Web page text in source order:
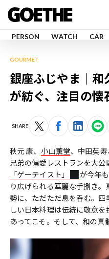
PERSON WATCH CAR
GOURMET
銀座ふじやま｜和
が紡ぐ、注目の懐
SHARE
秋元 康、 小山薫堂、中田英
兄弟の偏愛レストランを大公
「ゲーテイスト」
が今年
り広げられる華麗な手捌き
勢に、ただただ息を呑む。
しい日本料理は伝統に敬意
あってこそ。そして、和の真